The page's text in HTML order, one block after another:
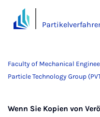
Faculty of Mechanical
Particle Technology Group
Wenn Sie Kopien von